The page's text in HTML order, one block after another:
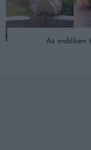
Az erdőben